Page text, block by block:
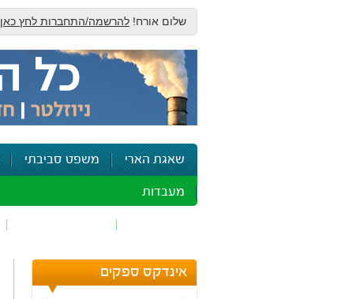
שלום אורח! להרשמה/התחברות לחץ כאן
שאגת הארי משפט סביבתי
מעבדות
אינדקס ספקים